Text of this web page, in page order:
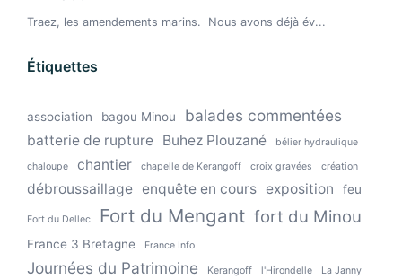
Étiquettes
association bagou Minou balades commentées
batterie de rupture Buhez Plouzané bélier hydraulique
chaloupe chantier chapelle de Kerangoff croix gravées création
débroussaillage enquête en cours exposition feu
Fort du Dellec Fort du Mengant fort du Minou
France 3 Bretagne France Info
Journées du Patrimoine Kerangoff l'Hirondelle La Janny